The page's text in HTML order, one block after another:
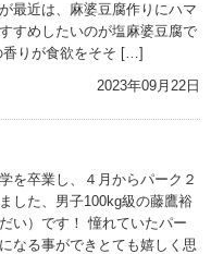
最近は、麻婆豆腐作りにハマ
すめしたいのが塩麻婆豆腐で
香りが食欲をそそ […]
2023年09月22日
を卒業し、４月からパーク２
した、男子100kg級の藤鷹裕
い）です！ 憧れていたパー
なる事ができとても嬉しく思